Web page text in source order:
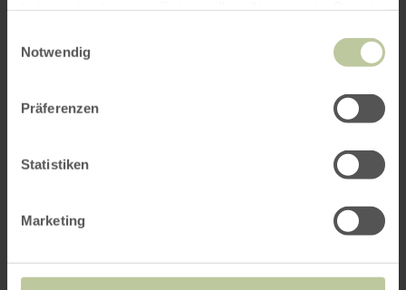
Notwendig
Präferenzen
Statistiken
Marketing